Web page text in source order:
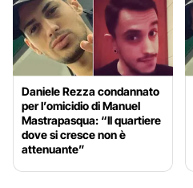
Daniele Rezza condannato
per l’omicidio di Manuel
Mastrapasqua: “Il quartiere
dove si cresce non è
attenuante”